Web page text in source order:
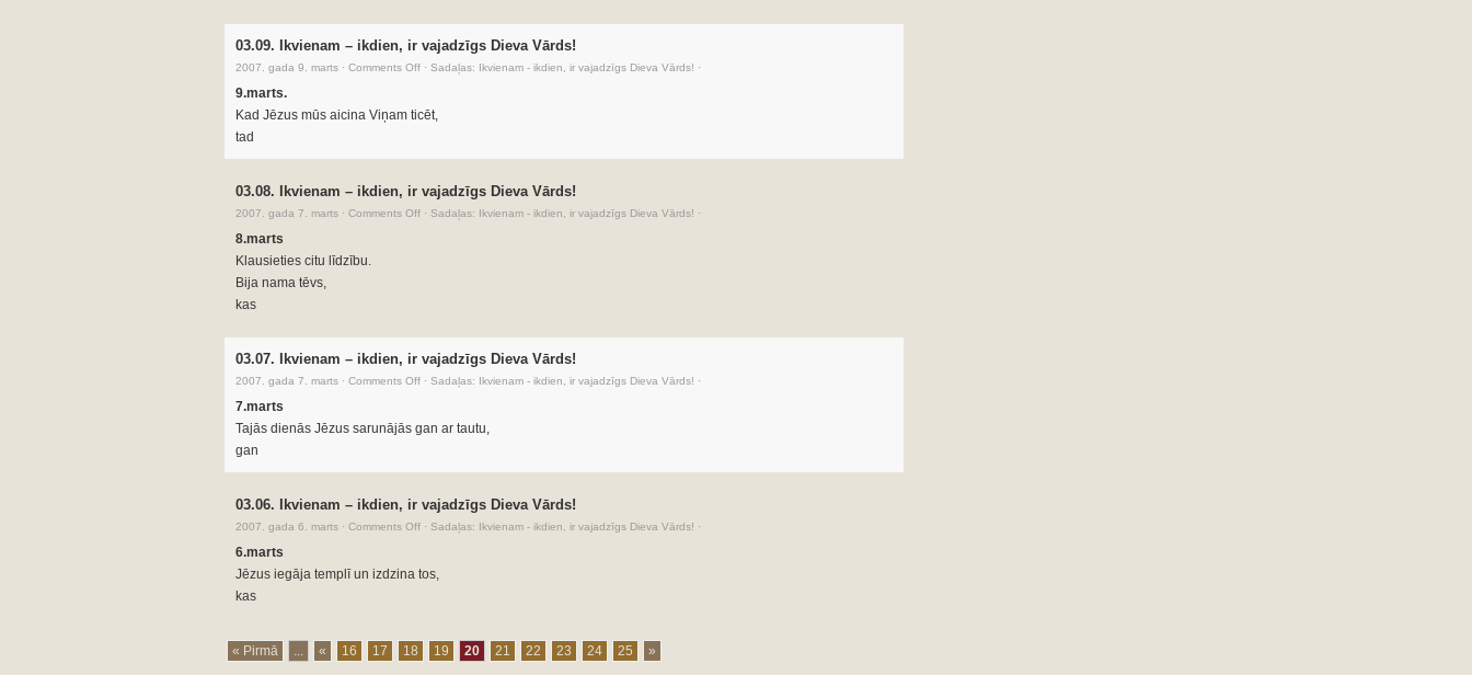
03.09. Ikvienam – ikdien, ir vajadzīgs Dieva Vārds!
2007. gada 9. marts · Comments Off · Sadaļas: Ikvienam - ikdien, ir vajadzīgs Dieva Vārds! ·
9.marts.
Kad Jēzus mūs aicina Viņam ticēt,
tad
03.08. Ikvienam – ikdien, ir vajadzīgs Dieva Vārds!
2007. gada 7. marts · Comments Off · Sadaļas: Ikvienam - ikdien, ir vajadzīgs Dieva Vārds! ·
8.marts
Klausieties citu līdzību.
Bija nama tēvs,
kas
03.07. Ikvienam – ikdien, ir vajadzīgs Dieva Vārds!
2007. gada 7. marts · Comments Off · Sadaļas: Ikvienam - ikdien, ir vajadzīgs Dieva Vārds! ·
7.marts
Tajās dienās Jēzus sarunājās gan ar tautu,
gan
03.06. Ikvienam – ikdien, ir vajadzīgs Dieva Vārds!
2007. gada 6. marts · Comments Off · Sadaļas: Ikvienam - ikdien, ir vajadzīgs Dieva Vārds! ·
6.marts
Jēzus iegāja templī un izdzina tos,
kas
« Pirmā ... « 16 17 18 19 20 21 22 23 24 25 »